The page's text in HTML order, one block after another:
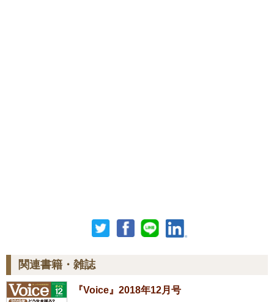
関連書籍・雑誌
『Voice』2018年12月号